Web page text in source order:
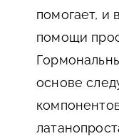
помогает, и
помощи
основе